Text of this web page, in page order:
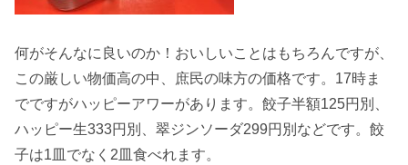
何がそんなに良いのか！おいしいことはもちろんですが、
この厳しい物価高の中、庶民の味方の価格です。17時ま
でですがハッピーアワーがあります。餃子半額125円別、
ハッピー生333円別、翠ジンソーダ299円別などです。餃
子は1皿でなく2皿食べれます。